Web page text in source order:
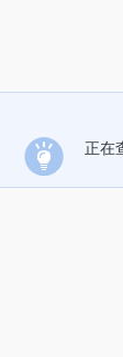
正在